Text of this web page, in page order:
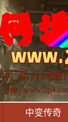
_新开网通
http://
中变传奇